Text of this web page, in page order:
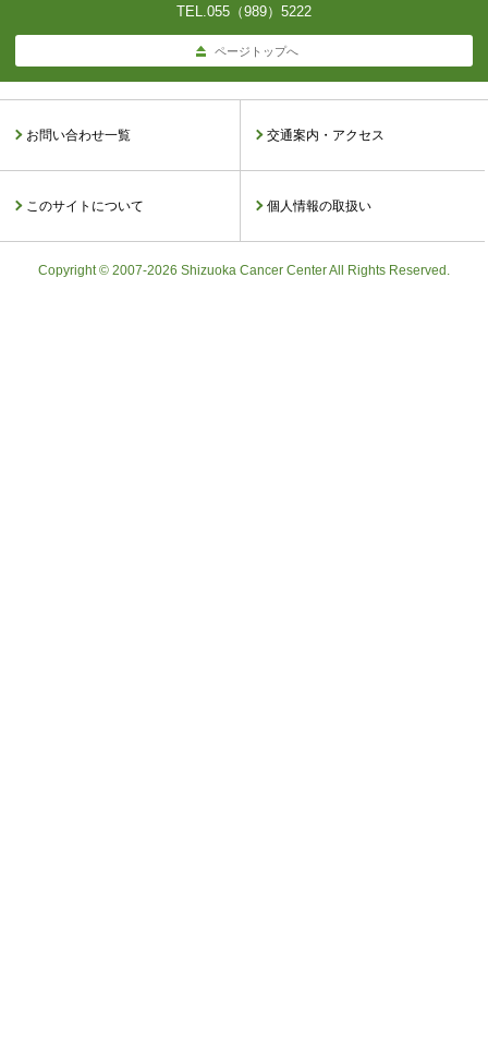
TEL.055（989）5222
ページトップへ
お問い合わせ一覧 交通案内・アクセス
このサイトについて 個人情報の取扱い
Copyright © 2007-2026 Shizuoka Cancer Center All Rights Reserved.